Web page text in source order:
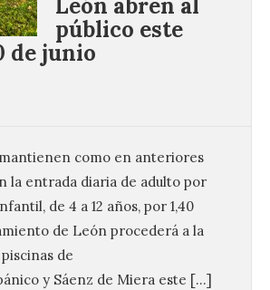
León abren al
público este
de junio
como en anteriores
la entrada diaria de adulto por
de 4 a 12 años, por 1,40
de León procederá a la
de
y Sáenz de Miera este […]